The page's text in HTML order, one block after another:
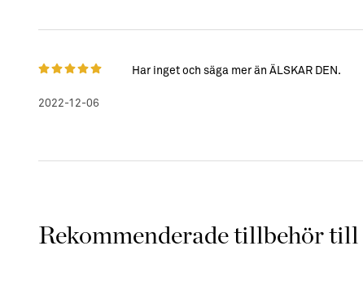
2022-12-06
Har inget och säga mer än ÄLSKAR DEN.
Rekommenderade tillbehör